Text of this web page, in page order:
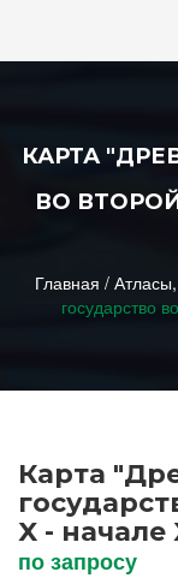
ШКОЛА
ДОП.
КАРТА
ВО
Главная /
государство
Карта
X - начале
по запросу